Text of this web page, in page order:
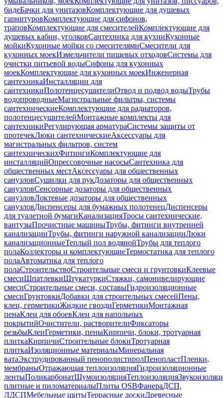
бидеБачки для унитазовКомплектующие для душевых
гарнитуровКомплектующие для сифонов,
траповКомплектующие для смесителейКомплектующие для
душевых кабин, уголковСантехника для кухниКухонные
мойкиКухонные мойки со смесителямиСмесители для
кухонных моекИзмельчители пищевых отходовСистемы для
очистки питьевой водыСифоны для кухонных
моекКомплектующие для кухонных моекИнженерная
сантехникаИнсталляции для
сантехникиПолотенцесушителиОтвод и подвод водыТрубы
водопроводныеМагистральные фильтры, системы
сантехническиеКомплектующие для радиаторов,
полотенцесушителейМонтажные комплекты для
сантехникиРегулирующая арматураСистемы защиты от
протечекЛюки сантехническиеАксессуары для
магистральных фильтров, систем
сантехническихФитингиКомплектующие для
инсталляцийОпрессовочные насосыСантехника для
общественных местАксессуары для общественных
санузловСушилки для рукДозаторы для общественных
санузловСенсорные дозаторы для общественных
санузловЛоктевые дозаторы для общественных
санузловДиспенсеры для бумажных полотенецДиспенсеры
для туалетной бумагиКанализацияТросы сантехнические,
вантузыПрочистные машиныТрубы, фитинги внутренней
канализацииТрубы, фитинги наружной канализацииЛюки
канализационныеТеплый пол водянойТрубы для теплого
полаКоллекторы и комплектующиеТермостатика для теплого
полаАвтоматика для теплого
полаСтроительствоСтроительные смеси и грунтовкиКлеевые
смесиШпатлевкиШтукатуркиСтяжки, самонивелирующие
смесиСтроительные смеси, составыГидроизоляционные
смесиГрунтовкиДобавки для строительных смесейПены,
клеи, герметикиЖидкие гвоздиГерметикиМонтажная
пенаКлеи для обоевКлеи для напольных
покрытийОчистители, растворителиФиксаторы
резьбыКлеиГерметики, пеныКирпичи, блоки, тротуарная
плиткаКирпичиСтроительные блокиТротуарная
плиткаИзоляционные материалыМинеральная
ватаЭкструдированный пенополистиролПенопластПленки,
мембраныОтражающая теплоизоляцияГидроизоляционные
лентыПоликарбонатШумоизоляцияТеплоизоляция
плитные и пиломатериалыПлиты OSBФанераДСП,
ЛДСПМебельные щитыТеррасные доскиДревесные